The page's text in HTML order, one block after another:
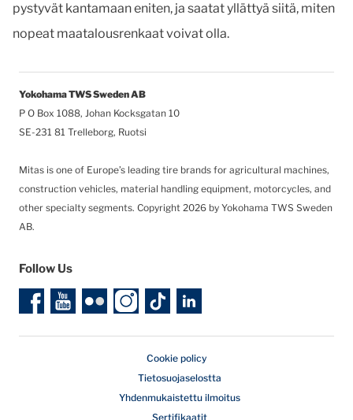
pystyvät kantamaan eniten, ja saatat yllättyä siitä, miten
nopeat maatalousrenkaat voivat olla.
Yokohama TWS Sweden AB
P O Box 1088, Johan Kocksgatan 10
SE-231 81 Trelleborg, Ruotsi
Mitas is one of Europe’s leading tire brands for agricultural machines,
construction vehicles, material handling equipment, motorcycles, and
other specialty segments. Copyright 2026 by Yokohama TWS Sweden
AB.
Follow Us
Cookie policy
Tietosuojaselostta
Yhdenmukaistettu ilmoitus
Sertifikaatit